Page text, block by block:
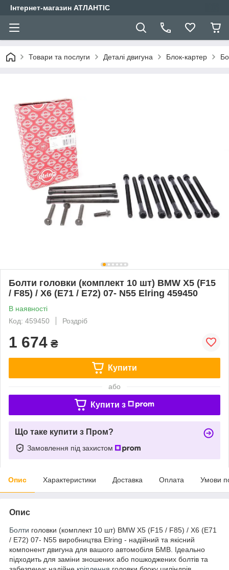
Інтернет-магазин АТЛАНТІС
Товари та послуги Деталі двигуна Блок-картер
Болти головки (комплект 10 шт) BMW X5 (F15
/ F85) / X6 (E71 / E72) 07- N55 Elring 459450
В наявності
Код: 459450
Роздріб
1 674 ₴
Купити
або
Купити з
Що таке купити з Пром?
Замовлення під захистом
Опис Характеристики Доставка Оплата Умови
Опис
Болти головки (комплект 10 шт) BMW X5 (F15 / F85) / X6 (E71
/ E72) 07- N55 виробництва Elring - надійний та якісний
компонент двигуна для вашого автомобіля БМВ. Ідеально
підходить для заміни зношених або пошкоджених болтів та